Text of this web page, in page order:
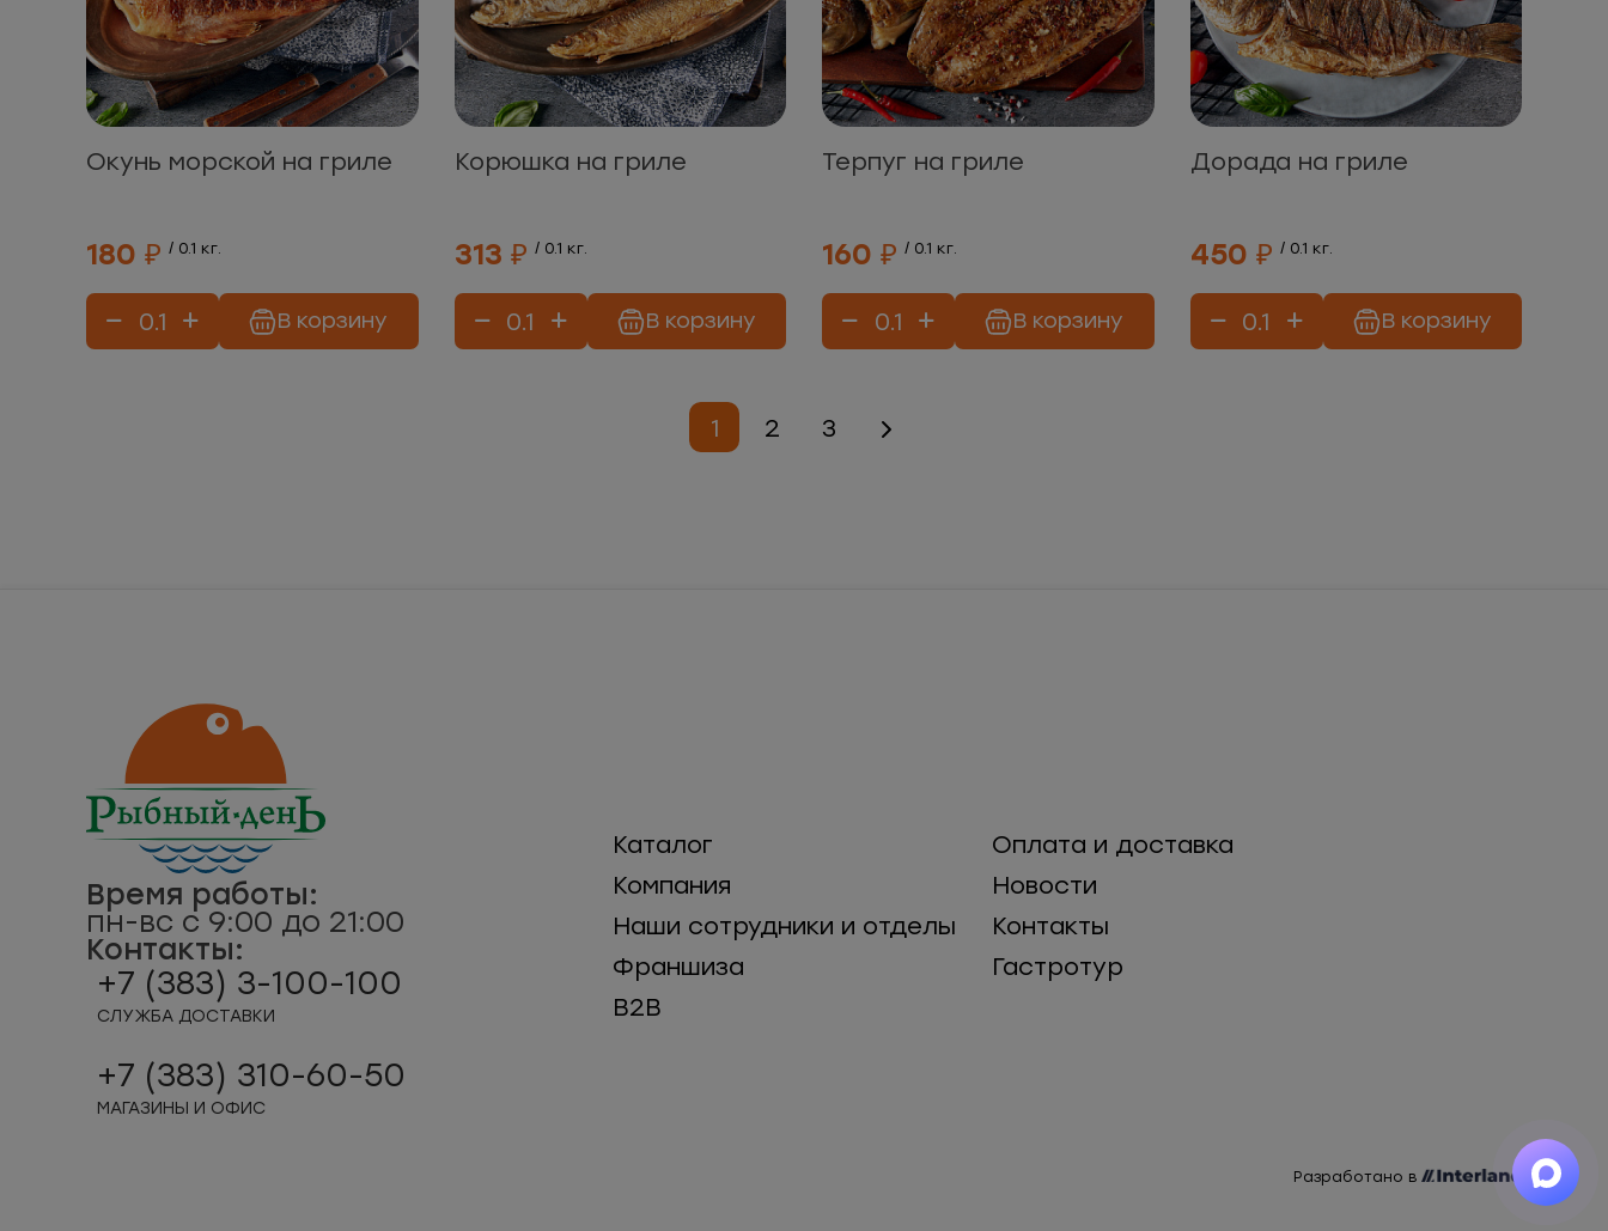
Окунь морской на гриле
180 ₽ / 0.1 кг.
В корзину
Корюшка на гриле
313 ₽ / 0.1 кг.
В корзину
Терпуг на гриле
160 ₽ / 0.1 кг.
В корзину
Дорада на гриле
450 ₽ / 0.1 кг.
В корзину
1 2 3
Время работы:
пн-вс с 9:00 до 21:00
Контакты:
+7 (383) 3-100-100
СЛУЖБА ДОСТАВКИ
+7 (383) 310-60-50
МАГАЗИНЫ И ОФИС
Каталог
Оплата и доставка
Компания
Новости
Наши сотрудники и отделы
Контакты
Франшиза
Гастротур
B2B
Разработано в